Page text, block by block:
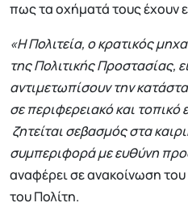
πως τα οχήματά τους έχουν
«Η Πολιτεία, ο κρατικός
της Πολιτικής Προστασίας,
αντιμετωπίσουν την
σε περιφερειακό και
ζητείται σεβασμός στα
συμπεριφορά με ευθύνη
αναφέρει σε ανακοίνωση
του Πολίτη.